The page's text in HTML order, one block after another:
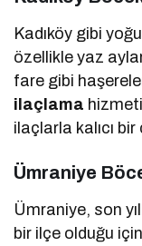
Kadıköy gibi
özellikle yaz
fare gibi
ilaçlama
ilaçlarla kalıcı
Ümraniye
Ümraniye, son
bir ilçe olduğu